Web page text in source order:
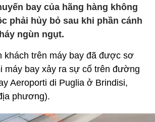
bay của hãng hàng không
phải hủy bỏ sau khi phần cánh
ngùn ngụt.
khách trên máy bay đã được sơ
máy bay xảy ra sự cố trên đường
Aeroporti di Puglia ở Brindisi,
phương).